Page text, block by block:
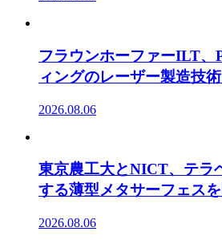
フラウンホーファーILT、
ィングのレーザー製造技
2026.08.06
東京農工大とNICT、テラ
する薄型メタサーフェス
2026.08.06